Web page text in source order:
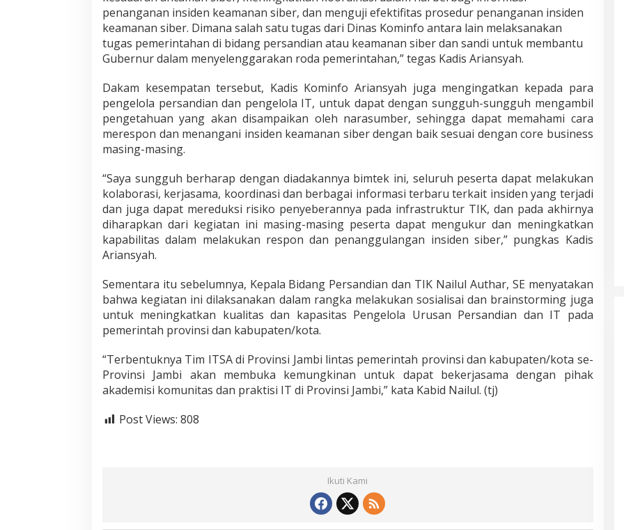
S
a
n
d
i
penanganan insiden keamanan siber, dan menguji efektifitas prosedur penanganan insiden
keamanan siber. Dimana salah satu tugas dari Dinas Kominfo antara lain melaksanakan
tugas pemerintahan di bidang persandian atau keamanan siber dan sandi untuk membantu
Gubernur dalam menyelenggarakan roda pemerintahan,” tegas Kadis Ariansyah.
Dakam kesempatan tersebut, Kadis Kominfo Ariansyah juga mengingatkan kepada para
pengelola persandian dan pengelola IT, untuk dapat dengan sungguh-sungguh mengambil
pengetahuan yang akan disampaikan oleh narasumber, sehingga dapat memahami cara
merespon dan menangani insiden keamanan siber dengan baik sesuai dengan core business
masing-masing.
“Saya sungguh berharap dengan diadakannya bimtek ini, seluruh peserta dapat melakukan
kolaborasi, kerjasama, koordinasi dan berbagai informasi terbaru terkait insiden yang terjadi
dan juga dapat mereduksi risiko penyeberannya pada infrastruktur TIK, dan pada akhirnya
diharapkan dari kegiatan ini masing-masing peserta dapat mengukur dan meningkatkan
kapabilitas dalam melakukan respon dan penanggulangan insiden siber,” pungkas Kadis
Ariansyah.
Sementara itu sebelumnya, Kepala Bidang Persandian dan TIK Nailul Authar, SE menyatakan
bahwa kegiatan ini dilaksanakan dalam rangka melakukan sosialisai dan brainstorming juga
untuk meningkatkan kualitas dan kapasitas Pengelola Urusan Persandian dan IT pada
pemerintah provinsi dan kabupaten/kota.
“Terbentuknya Tim ITSA di Provinsi Jambi lintas pemerintah provinsi dan kabupaten/kota se-
Provinsi Jambi akan membuka kemungkinan untuk dapat bekerjasama dengan pihak
akademisi komunitas dan praktisi IT di Provinsi Jambi,” kata Kabid Nailul. (tj)
Post Views: 808
Ikuti Kami